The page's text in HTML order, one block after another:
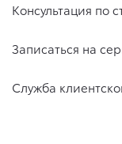
Консультация по
Записаться на
Служба